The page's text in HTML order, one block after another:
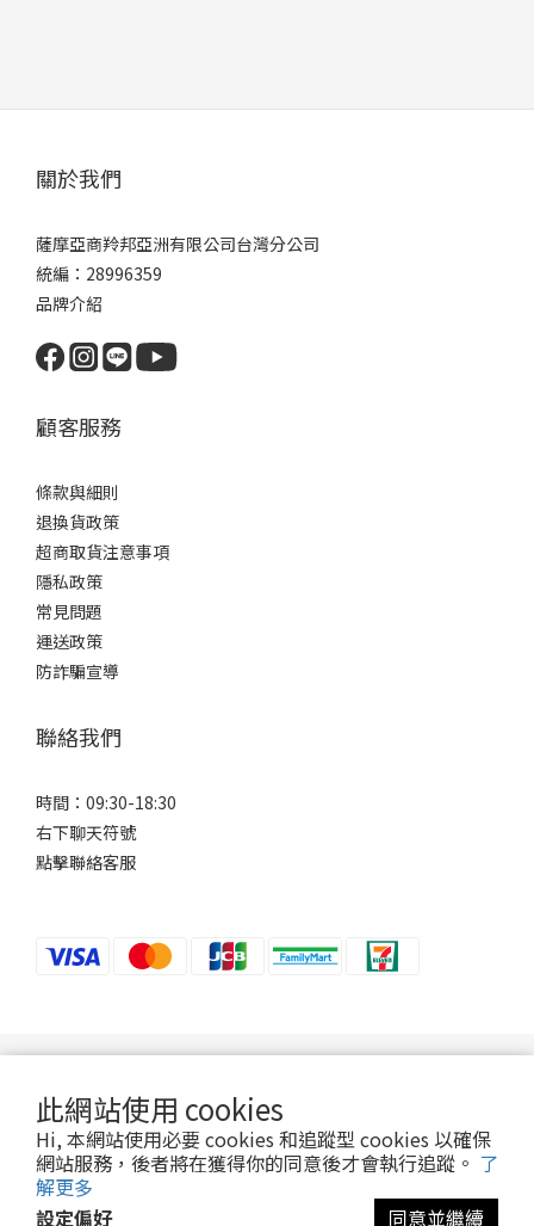
此網站使用 cookies
Hi, 本網站使用必要 cookies 和追蹤型 cookies 以確保
網站服務，後者將在獲得你的同意後才會執行追蹤。 了
解更多
設定偏好
同意並繼續
關於我們
薩摩亞商羚邦亞洲有限公司台灣分公司
統編：28996359
品牌介紹
顧客服務
條款與細則
退換貨政策
超商取貨注意事項
隱私政策
常見問題
運送政策
防詐騙宣導
聯絡我們
時間：09:30-18:30
右下聊天符號
點擊聯絡客服
2024 ©Ani-Mall